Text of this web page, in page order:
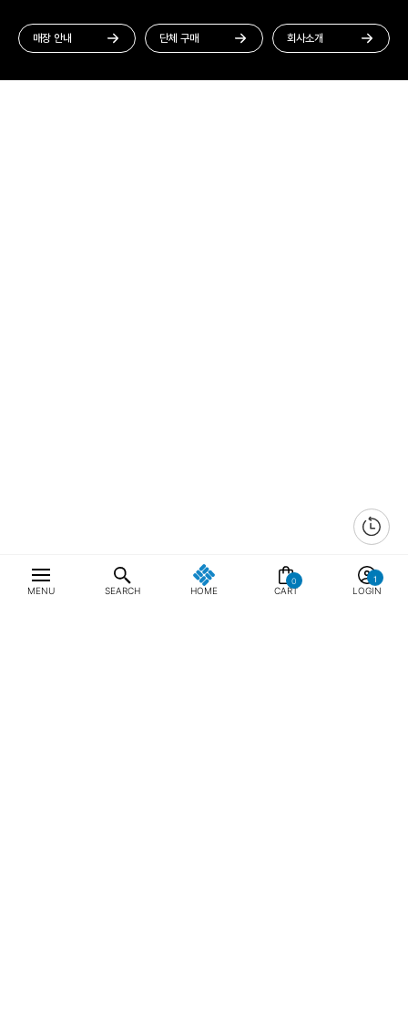
MENU SEARCH HOME
0
CART LOGIN
매장 안내 단체 구매 회사소개